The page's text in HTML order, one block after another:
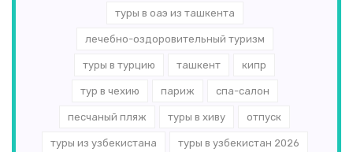
туры в оаэ из ташкента
лечебно-оздоровительный туризм
туры в турцию ташкент кипр
тур в чехию париж спа-салон
песчаный пляж туры в хиву отпуск
туры из узбекистана туры в узбекистан 2026